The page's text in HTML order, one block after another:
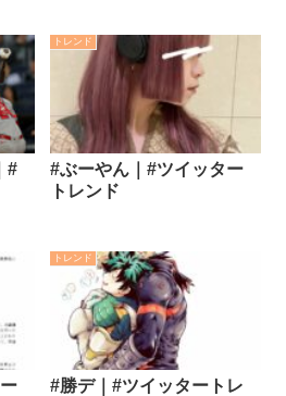
#
トレンド
#ぶーやん｜#ツイッター
トレンド
トレンド
#勝デ｜#ツイッタートレ